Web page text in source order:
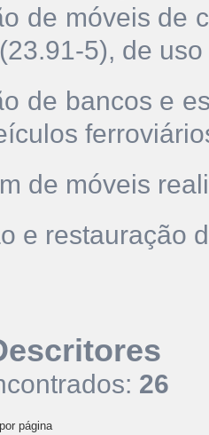
de móveis de
5), de
de bancos e
de móveis
e restauração
26
página